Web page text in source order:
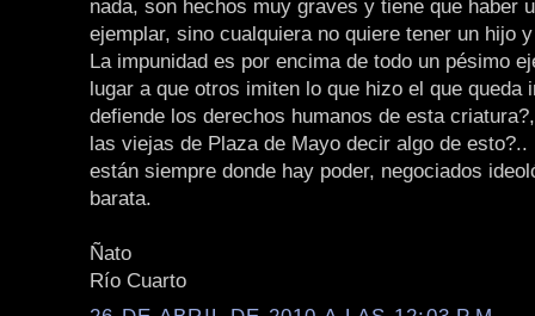
nada, son hechos muy graves y tiene que haber
ejemplar, sino cualquiera no quiere tener un hijo
La impunidad es por encima de todo un pésimo
lugar a que otros imiten lo que hizo el que queda
defiende los derechos humanos de esta
las viejas de Plaza de Mayo decir algo de
están siempre donde hay poder, negociados
barata.
Ñato
Río Cuarto